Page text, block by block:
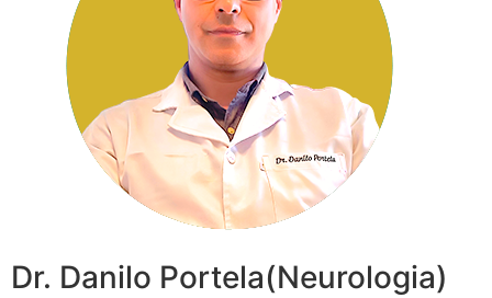
Dr. Danilo Portela(Neurologia)